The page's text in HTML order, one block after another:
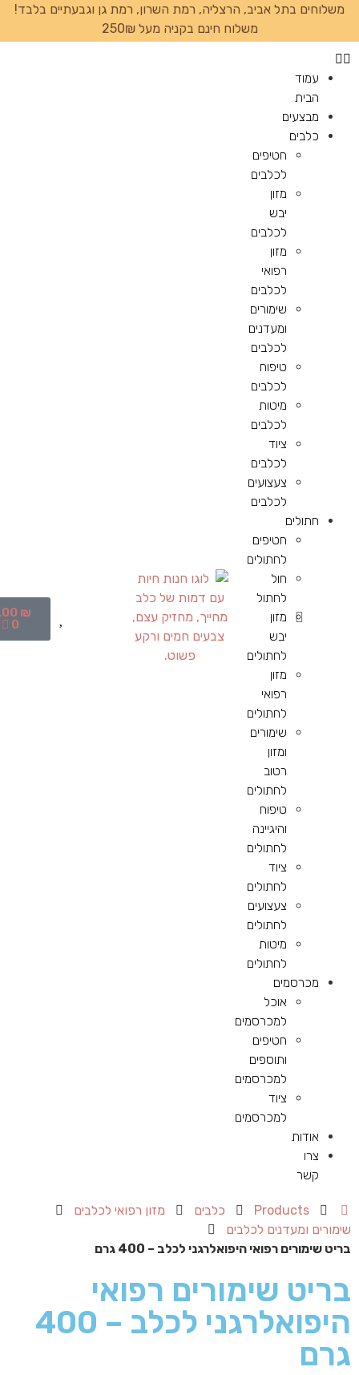
משלוחים בתל אביב, הרצליה, רמת השרון, רמת גן וגבעתיים בלבד!
משלוח חינם בקניה מעל 250₪
עמוד
הבית
מבצעים
כלבים
חטיפים
לכלבים
מזון
יבש
לכלבים
מזון
רפואי
לכלבים
שימורים
ומעדנים
לכלבים
טיפוח
לכלבים
מיטות
לכלבים
ציוד
לכלבים
צעצועים
לכלבים
חתולים
חטיפים
לחתולים
חול
לחתול
מזון
יבש
לחתולים
מזון
רפואי
לחתולים
שימורים
ומזון
רטוב
לחתולים
טיפוח
והיגיינה
לחתולים
ציוד
לחתולים
צעצועים
לחתולים
מיטות
לחתולים
מכרסמים
אוכל
למכרסמים
חטיפים
ותוספים
למכרסמים
ציוד
למכרסמים
אודות
צרו
קשר
₪
0
Products כלבים
מזון רפואי לכלבים
שימורים ומעדנים לכלבים
בריט שימורים רפואי היפואלרגני לכלב – 400 גרם
בריט שימורים רפואי
היפואלרגני לכלב – 400
גרם